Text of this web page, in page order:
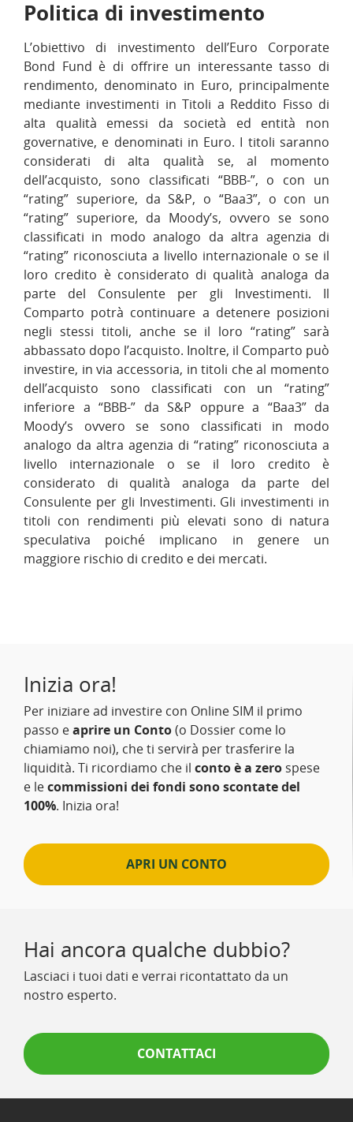
Politica di investimento
L’obiettivo di investimento dell’Euro Corporate
Bond Fund è di offrire un interessante tasso di
rendimento, denominato in Euro, principalmente
mediante investimenti in Titoli a Reddito Fisso di
alta qualità emessi da società ed entità non
governative, e denominati in Euro. I titoli saranno
considerati di alta qualità se, al momento
dell’acquisto, sono classificati “BBB-”, o con un
“rating” superiore, da S&P, o “Baa3”, o con un
“rating” superiore, da Moody’s, ovvero se sono
classificati in modo analogo da altra agenzia di
“rating” riconosciuta a livello internazionale o se il
loro credito è considerato di qualità analoga da
parte del Consulente per gli Investimenti. Il
Comparto potrà continuare a detenere posizioni
negli stessi titoli, anche se il loro “rating” sarà
abbassato dopo l’acquisto. Inoltre, il Comparto può
investire, in via accessoria, in titoli che al momento
dell’acquisto sono classificati con un “rating”
inferiore a “BBB-” da S&P oppure a “Baa3” da
Moody’s ovvero se sono classificati in modo
analogo da altra agenzia di “rating” riconosciuta a
livello internazionale o se il loro credito è
considerato di qualità analoga da parte del
Consulente per gli Investimenti. Gli investimenti in
titoli con rendimenti più elevati sono di natura
speculativa poiché implicano in genere un
maggiore rischio di credito e dei mercati.
Inizia ora!
Per iniziare ad investire con Online SIM il primo
passo eaprire un Conto(o Dossier come lo
chiamiamo noi), che ti servirà per trasferire la
liquidità. Ti ricordiamo che il conto è a zero spese
e lecommissioni dei fondi sono scontate del
100%. Inizia ora!
APRI UN CONTO
Hai ancora qualche dubbio?
Lasciaci i tuoi dati e verrai ricontattato da un
nostro esperto.
CONTATTACI